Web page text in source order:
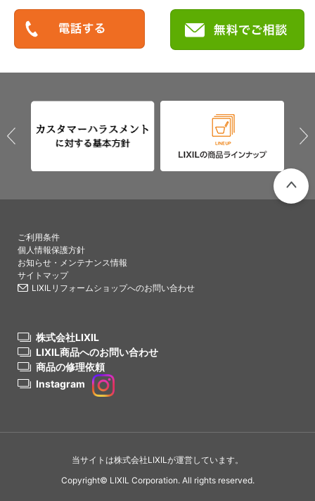
ご利用条件
個人情報保護方針
お知らせ・メンテナンス情報
サイトマップ
LIXILリフォームショップへのお問い合わせ
株式会社LIXIL
LIXIL商品へのお問い合わせ
商品の修理依頼
Instagram
当サイトは株式会社LIXILが運営しています。
Copyright© LIXIL Corporation. All rights reserved.